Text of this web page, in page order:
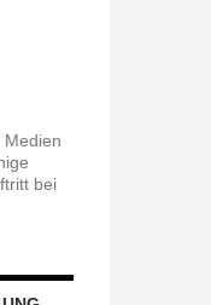
Medien
bei